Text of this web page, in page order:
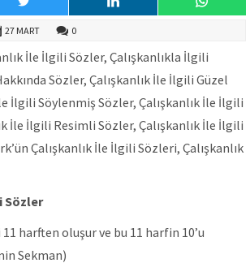
27 MART 0
İle İlgili Sözler, Çalışkanlıkla İlgili
Sözler, Çalışkanlık İle İlgili Güzel
İlgili Söylenmiş Sözler, Çalışkanlık İle İlgili
İle İlgili Resimli Sözler, Çalışkanlık İle İlgili
Çalışkanlık İle İlgili Sözleri, Çalışkanlık
Sözler
harften oluşur ve bu 11 harfin 10’u
Sekman)